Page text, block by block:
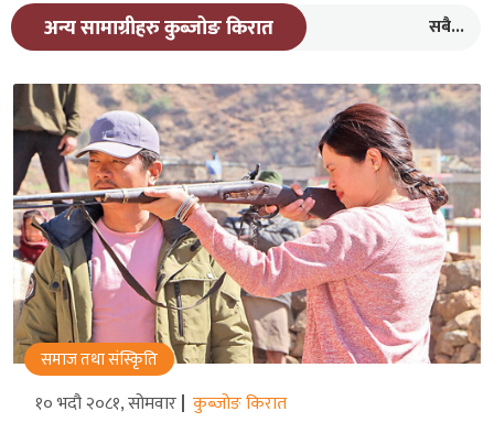
अन्य सामाग्रीहरु कुब्जोङ किरात सबै...
समाज तथा संस्किृति
१० भदौ २०८१, सोमवार कुब्जोङ किरात